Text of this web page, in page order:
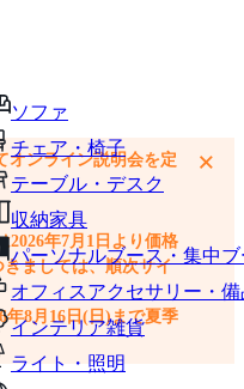
ソファ
チェア・椅子
テーブル・デスク
収納家具
パーソナルブース・集中
オフィスアクセサリー・備
インテリア雑貨
ライト・照明
カートに追加できます
オンライン説明会を定
年7月1日より価格
ましては、順次サイ
年8月16日(日)まで夏季
×